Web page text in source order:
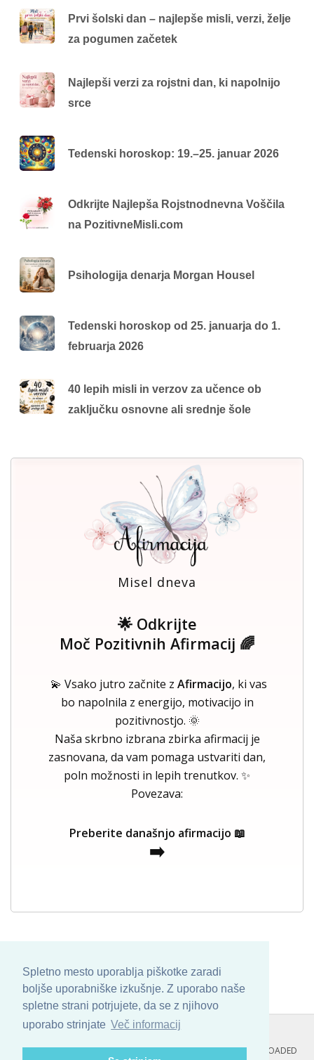
Spletno mesto uporablja piškotke zaradi
boljše uporabniške izkušnje. Z uporabo naše
spletne strani potrjujete, da se z njihovo
uporabo strinjate Več informacij
Prvi šolski dan – najlepše misli, verzi, želje
za pogumen začetek
Najlepši verzi za rojstni dan, ki napolnijo
srce
Tedenski horoskop: 19.–25. januar 2026
Odkrijte Najlepša Rojstnodnevna Voščila
na PozitivneMisli.com
Psihologija denarja Morgan Housel
Tedenski horoskop od 25. januarja do 1.
februarja 2026
40 lepih misli in verzov za učence ob
zaključku osnovne ali srednje šole
Misel dneva
🌟 Odkrijte
Moč Pozitivnih Afirmacij 🌈
💫 Vsako jutro začnite z Afirmacijo, ki vas
bo napolnila z energijo, motivacijo in
pozitivnostjo. 🌞
Naša skrbno izbrana zbirka afirmacij je
zasnovana, da vam pomaga ustvariti dan,
poln možnosti in lepih trenutkov. ✨
Povezava:
Preberite današnjo afirmacijo 📖
➡️
COPYRIGHT © 2013 - 2026 BYSKINBASE. ALL ARTWORK ARE UPLOADED